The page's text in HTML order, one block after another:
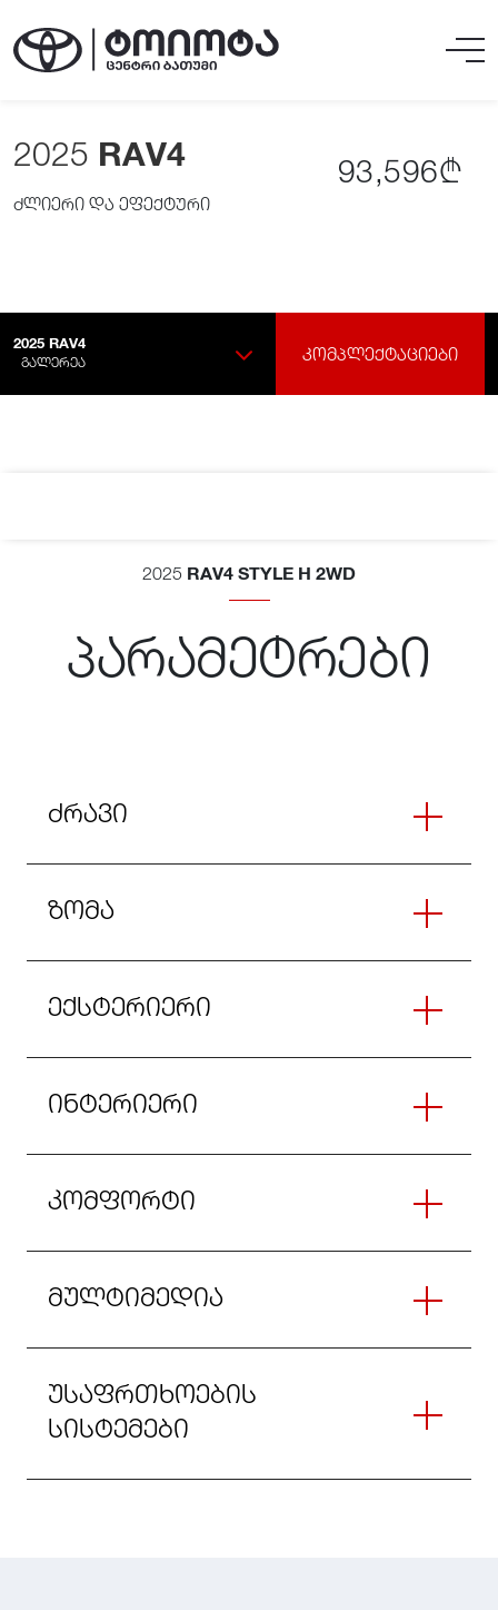
2025 RAV4
ძლიერი და ეფექტური
93,596₾
2025 RAV4
ᲒᲐᲚᲔᲠᲔᲐ
ᲙᲝᲛᲞᲚᲔᲥᲢᲐᲪᲘᲔᲑᲘ
2025 RAV4 STYLE H 2WD
პარამეტრები
ძრავი
ზომა
ექსტერიერი
ინტერიერი
კომფორტი
მულტიმედია
უსაფრთხოების
სისტემები